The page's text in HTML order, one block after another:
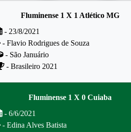
Fluminense 1 X 1 Atlético MG
- 23/8/2021
- Flavio Rodrigues de Souza
- São Januário
- Brasileiro 2021
Fluminense 1 X 0 Cuiaba
- 6/6/2021
- Edina Alves Batista